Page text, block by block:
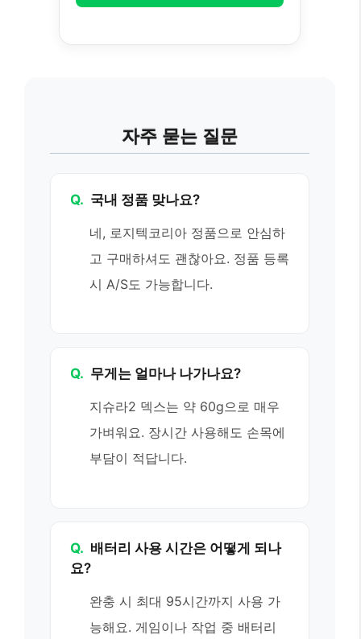
자주 묻는 질문
Q. 국내 정품 맞나요?
네, 로지텍코리아 정품으로 안심하
고 구매하셔도 괜찮아요. 정품 등록
시 A/S도 가능합니다.
Q. 무게는 얼마나 나가나요?
지슈라2 덱스는 약 60g으로 매우
가벼워요. 장시간 사용해도 손목에
부담이 적답니다.
Q. 배터리 사용 시간은 어떻게 되나
요?
완충 시 최대 95시간까지 사용 가
능해요. 게임이나 작업 중 배터리